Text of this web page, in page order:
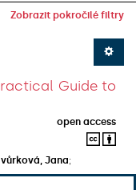
Zobrazit pokročilé filtry
Guide to
open access
Jana;